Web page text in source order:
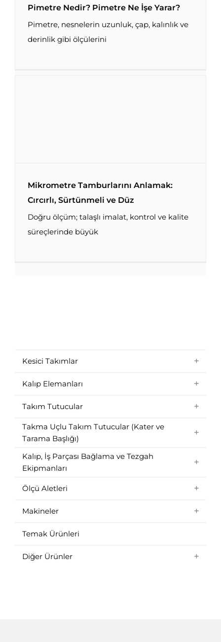
Pimetre Nedir? Pimetre Ne İşe Yarar?
Pimetre Nedir? Pimetre Ne İşe Yarar?
Pimetre, nesnelerin uzunluk, çap, kalınlık ve
derinlik gibi ölçülerini
Mikrometre Tamburlarını Anlamak: Cırcırlı,
Sürtünmeli ve Düz
Mikrometre Tamburlarını Anlamak:
Cırcırlı, Sürtünmeli ve Düz
Doğru ölçüm; talaşlı imalat, kontrol ve kalite
süreçlerinde büyük
Kesici Takımlar
Kalıp Elemanları
Takım Tutucular
Takma Uçlu Takım Tutucular (Kater ve
Tarama Başlığı)
Kalıp, İş Parçası Bağlama ve Tezgah
Ekipmanları
Ölçü Aletleri
Makineler
Temak Ürünleri
Diğer Ürünler